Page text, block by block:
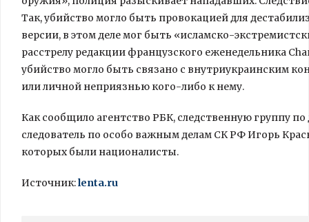
Так, убийство могло быть провокацией для
версии, в этом деле мог быть «исламско-
расстрелу редакции французского еженедельника
убийство могло быть связано с внутриукраинским
или личной неприязнью кого-либо к нему.
Как сообщило агентство РБК, следственную группу
следователь по особо важным делам СК РФ Игорь
которых были националисты.
Источник:lenta.ru